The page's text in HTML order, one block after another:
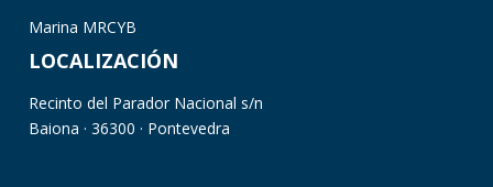
Marina MRCYB
LOCALIZACIÓN
Recinto del Parador Nacional s/n
Baiona · 36300 · Pontevedra